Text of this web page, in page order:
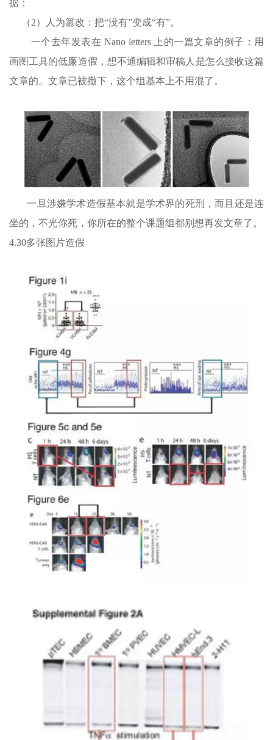
据；
（2）人为篡改：把“没有”变成“有”。
一个去年发表在 Nano letters 上的一篇文章的例子：用
画图工具的低廉造假，想不通编辑和审稿人是怎么接收这篇
文章的。文章已被撤下，这个组基本上不用混了。
一旦涉嫌学术造假基本就是学术界的死刑，而且还是连
坐的，不光你死，你所在的整个课题组都别想再发文章了。
4.30多张图片造假